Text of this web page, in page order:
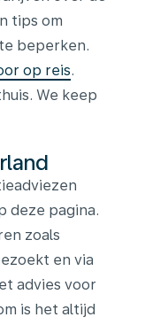
tips om
beperken.
op reis.
We keep
deze pagina.
zoals
en via
advies voor
is het altijd